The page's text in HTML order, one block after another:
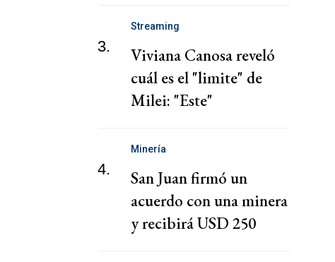
3.
Streaming
Viviana Canosa reveló
cuál es el "limite" de
Milei: "Este"
4.
Minería
San Juan firmó un
acuerdo con una minera
y recibirá USD 250